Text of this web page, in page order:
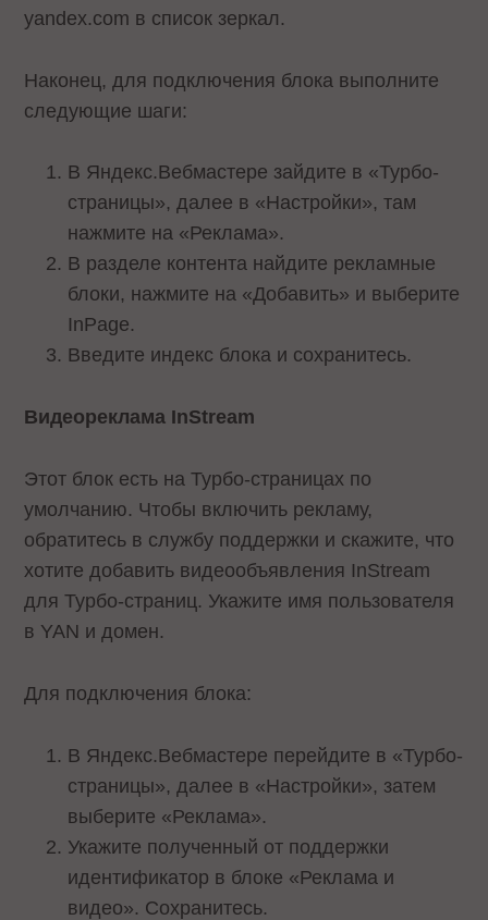
yandex.com в список зеркал.
Наконец, для подключения блока выполните
следующие шаги:
В Яндекс.Вебмастере зайдите в «Турбо-
страницы», далее в «Настройки», там
нажмите на «Реклама».
В разделе контента найдите рекламные
блоки, нажмите на «Добавить» и выберите
InPage.
Введите индекс блока и сохранитесь.
Видеореклама InStream
Этот блок есть на Турбо-страницах по
умолчанию. Чтобы включить рекламу,
обратитесь в службу поддержки и скажите, что
хотите добавить видеообъявления InStream
для Турбо-страниц. Укажите имя пользователя
в YAN и домен.
Для подключения блока:
В Яндекс.Вебмастере перейдите в «Турбо-
страницы», далее в «Настройки», затем
выберите «Реклама».
Укажите полученный от поддержки
идентификатор в блоке «Реклама и
видео». Сохранитесь.